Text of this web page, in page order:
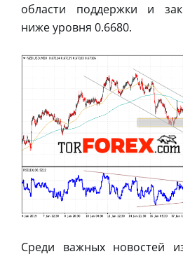
области поддержки и
ниже уровня 0.6680.
Среди важных новостей